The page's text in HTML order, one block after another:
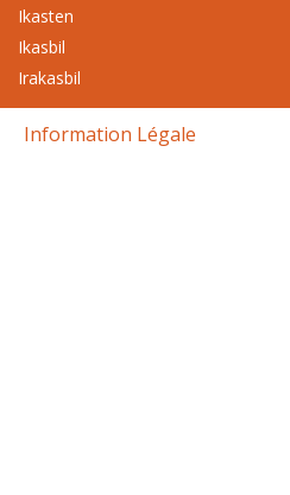
Ikasten
Ikasbil
Irakasbil
Information Légale